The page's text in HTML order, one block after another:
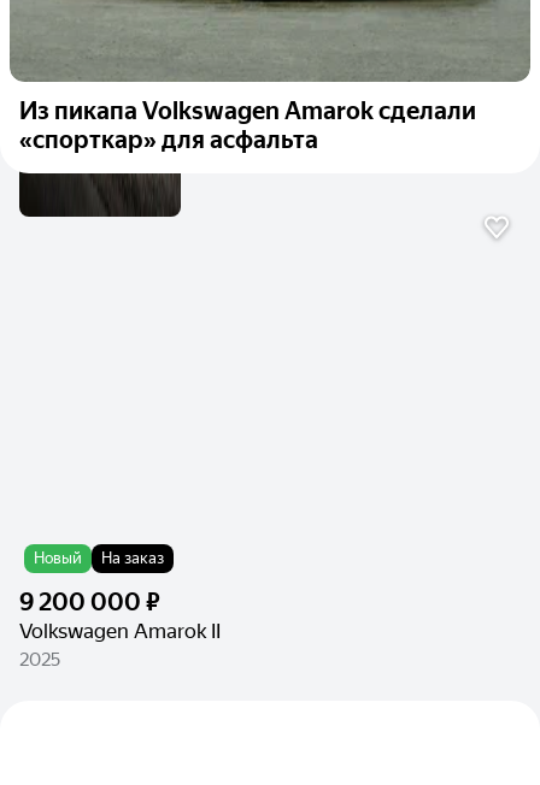
Из пикапа Volkswagen Amarok сделали
«спорткар» для асфальта
Новый На заказ
9 200 000 ₽
Volkswagen Amarok II
2025